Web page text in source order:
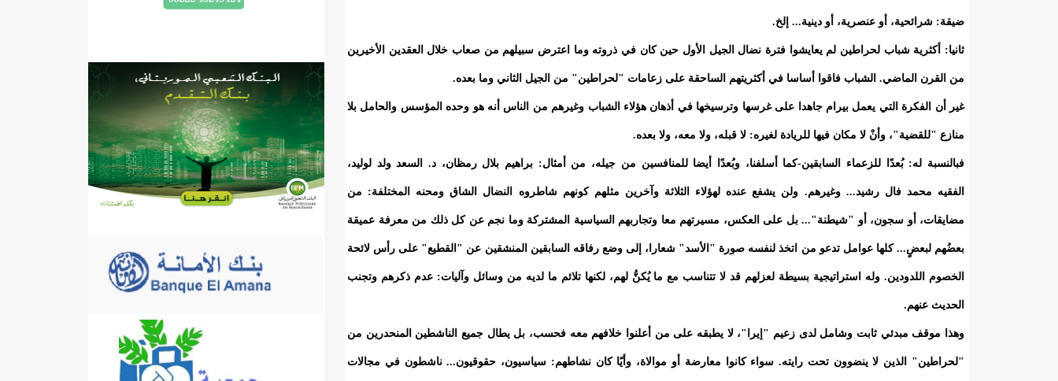
ضيقة: شرائحية، أو عنصرية، أو دينية... إلخ.
ثانيا: أكثرية شباب لحراطين لم يعايشوا فترة نضال الجيل الأول حين كان في ذروته وما اعترض سبيلهم من صعاب خلال العقدين الأخيرين
من القرن الماضي. الشباب فاقوا أساسا في أكثريتهم الساحقة على زعامات "لحراطين" من الجيل الثاني وما بعده.
غير أن الفكرة التي يعمل بيرام جاهدا على غرسها وترسيخها في أذهان هؤلاء الشباب وغيرهم من الناس أنه هو وحده المؤسس والحامل بلا
منازع "للقضية"، وأنْ لا مكان فيها للريادة لغيره: لا قبله، ولا معه، ولا بعده.
فبالنسبة له: بُعدًا للزعماء السابقين-كما أسلفنا، وبُعدًا أيضا للمنافسين من جيله، من أمثال: براهيم بلال رمظان، د. السعد ولد لوليد،
الفقيه محمد فال رشيد... وغيرهم. ولن يشفع عنده لهؤلاء الثلاثة وآخرين مثلهم كونهم شاطروه النضال الشاق ومحنه المختلفة: من
مضايقات، أو سجون، أو "شيطنة"... بل على العكس، مسيرتهم معا وتجاربهم السياسية المشتركة وما نجم عن كل ذلك من معرفة عميقة
بعضُهم لبعضٍ... كلها عوامل تدعو من اتخذ لنفسه صورة "الأسد" شعارا، إلى وضع رفاقه السابقين المنشقين عن "القطيع" على رأس لائحة
الخصوم اللدودين. وله استراتيجية بسيطة لعزلهم قد لا تتناسب مع ما يُكنُّ لهم، لكنها تلائم ما لديه من وسائل وآليات: عدم ذكرهم وتجنب
الحديث عنهم.
وهذا موقف مبدئي ثابت وشامل لدى زعيم "إيرا"، لا يطبقه على من أعلنوا خلافهم معه فحسب، بل يطال جميع الناشطين المنحدرين من
"لحراطين" الذين لا ينضوون تحت رايته. سواء كانوا معارضة أو موالاة، وأيًا كان نشاطهم: سياسيون، حقوقيون... ناشطون في مجالات